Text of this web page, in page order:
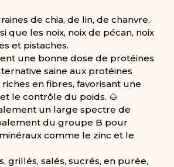
de chia, de lin, de chanvre,
que les noix, noix de pécan, noix
et pistaches.
une bonne dose de protéines
saine aux protéines
en fibres, favorisant une
le contrôle du poids. 🌰
un large spectre de
du groupe B pour
comme le zinc et le
grillés, salés, sucrés, en purée,